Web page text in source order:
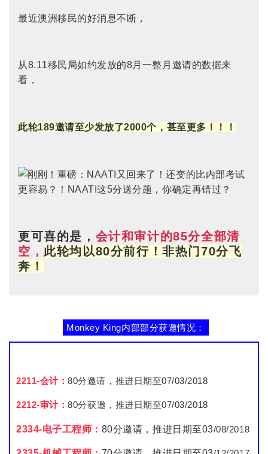
最近澳洲移民的好消息不断，
从8.11移民局如约发放的8月一整月邀请的数据来
看，
此轮189邀请至少发放了2000个，甚至更多！！！
更可喜的是， 会计和审计的85分全部清
空， 此轮均以80分前行！非热门70分飞
奔！
Monkey King内部部分获邀情况：
2211-会计：80分邀请 ， 推进日期至07/03/2018
2212-审计：80分获邀， 推进日期至07/03/2018
2334-电子工程师： 80分邀请，推进日期至03/08/2018